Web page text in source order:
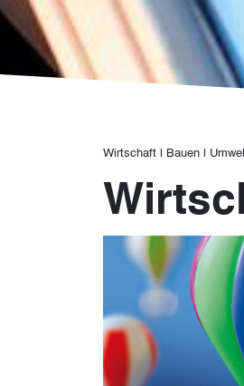
Wirtschaft | Bauen |